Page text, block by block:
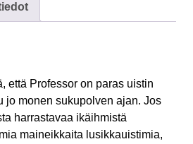
että Professor on paras uistin
jo monen sukupolven ajan. Jos
harrastavaa ikäihmistä
maineikkaita lusikkauistimia,